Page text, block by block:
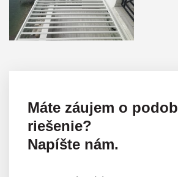
Máte záujem o
riešenie?
Napíšte nám.